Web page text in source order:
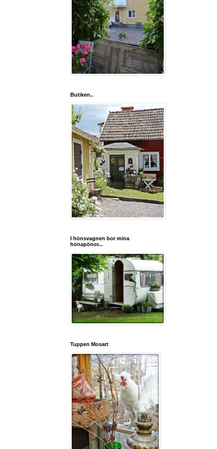
Butiken..
I hönsvagnen bor mina
hönapönor...
Tuppen Mosart